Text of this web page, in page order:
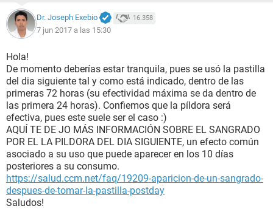
Dr. Joseph Exebio 16.358
7 jun 2017 a las 15:30
Hola!
De momento deberías estar tranquila, pues se usó la pastilla
del dia siguiente tal y como está indicado, dentro de las
primeras 72 horas (su efectividad máxima se da dentro de
las primera 24 horas). Confiemos que la píldora será
efectiva, pues este suele ser el caso :)
AQUÍ TE DE JO MÁS INFORMACIÓN SOBRE EL SANGRADO
POR EL LA PILDORA DEL DIA SIGUIENTE, un efecto común
asociado a su uso que puede aparecer en los 10 días
posteriores a su consumo.
https://salud.ccm.net/faq/19209-aparicion-de-un-sangrado-
despues-de-tomar-la-pastilla-postday
Saludos!